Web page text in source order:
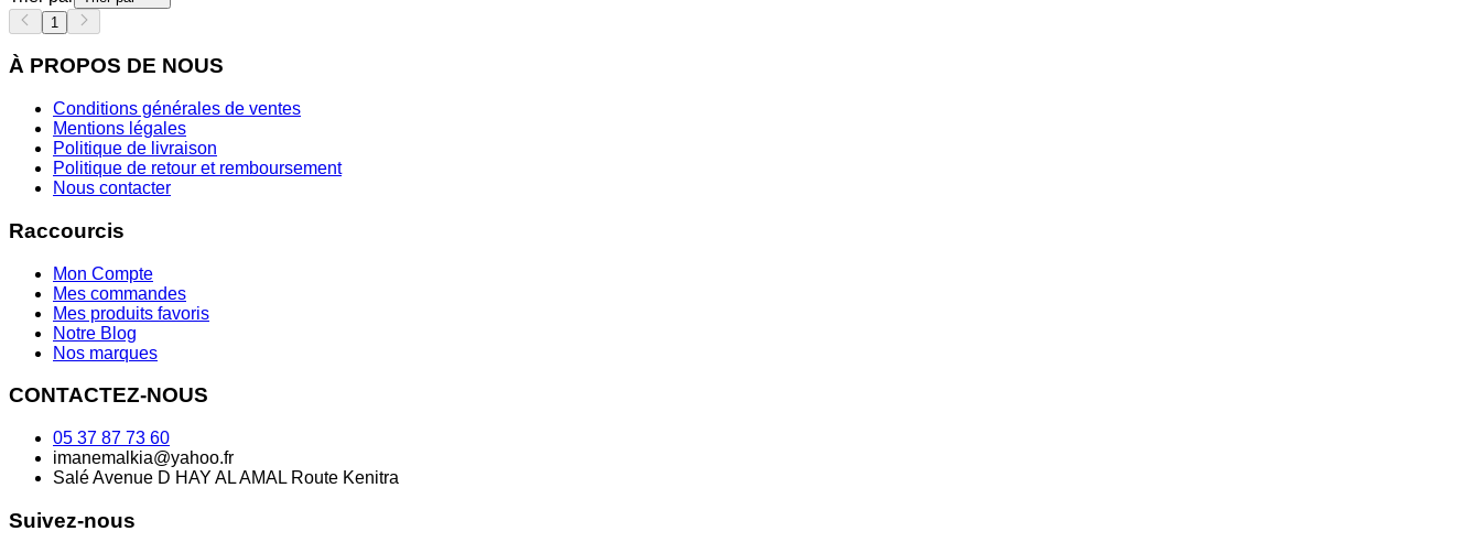
1
À PROPOS DE NOUS
Conditions générales de ventes
Mentions légales
Politique de livraison
Politique de retour et remboursement
Nous contacter
Raccourcis
Mon Compte
Mes commandes
Mes produits favoris
Notre Blog
Nos marques
CONTACTEZ-NOUS
05 37 87 73 60
imanemalkia@yahoo.fr
Salé Avenue D HAY AL AMAL Route Kenitra
Suivez-nous